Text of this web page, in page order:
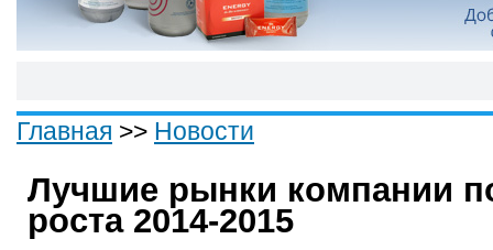
Главная >> Новости
Лучшие рынки компании
роста 2014-2015